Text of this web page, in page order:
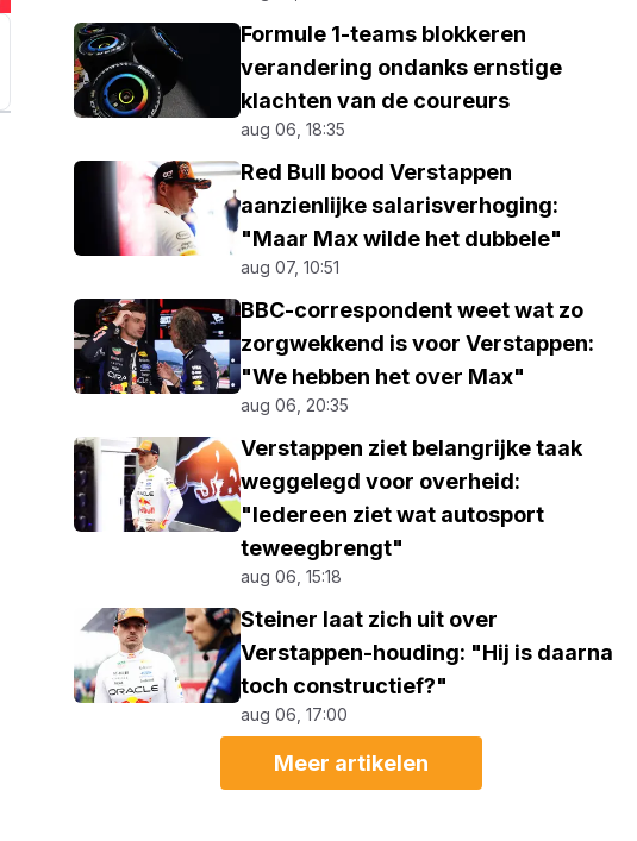
Formule 1-teams blokkeren
verandering ondanks ernstige
klachten van de coureurs
aug 06, 18:35
Red Bull bood Verstappen
aanzienlijke salarisverhoging:
"Maar Max wilde het dubbele"
aug 07, 10:51
BBC-correspondent weet wat zo
zorgwekkend is voor Verstappen:
"We hebben het over Max"
aug 06, 20:35
Verstappen ziet belangrijke taak
weggelegd voor overheid:
"Iedereen ziet wat autosport
teweegbrengt"
aug 06, 15:18
Steiner laat zich uit over
Verstappen-houding: "Hij is daarna
toch constructief?"
aug 06, 17:00
Meer artikelen